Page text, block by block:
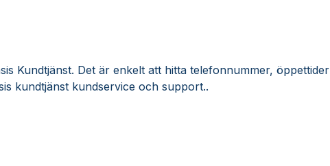
Kundtjänst. Det är enkelt att hitta telefonnummer, öppettider
kundtjänst kundservice och support..